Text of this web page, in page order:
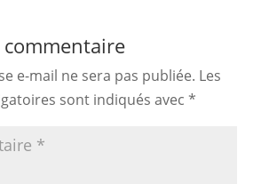
commentaire
e-mail ne sera pas publiée. Les
sont indiqués avec *